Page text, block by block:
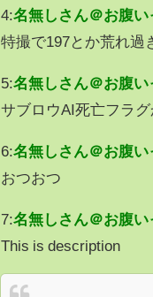
4:名無しさん＠お腹い
特撮で197とか荒れ過
5:名無しさん＠お腹い
サブロウAI死亡フラグ
6:名無しさん＠お腹い
おつおつ
7:名無しさん＠お腹い
This is description